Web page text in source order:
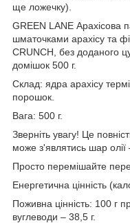
ще ложечку).
GREEN LANE Арахісова
шматочками арахісу та
CRUNCH, без доданого
домішок 500 г.
Склад: ядра арахісу
порошок.
Вага: 500 г.
Зверніть увагу! Це
може з'являтись шар
Просто перемішайте
Енергетична цінність
Поживна цінність: 100 г
вуглеводи – 38,5 г.